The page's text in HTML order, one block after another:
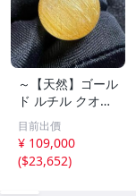
～【天然】ゴール
ド ルチル クオー
ツ 丸玉 18.2mm
8.5g
目前出價
¥ 109,000
($23,652)